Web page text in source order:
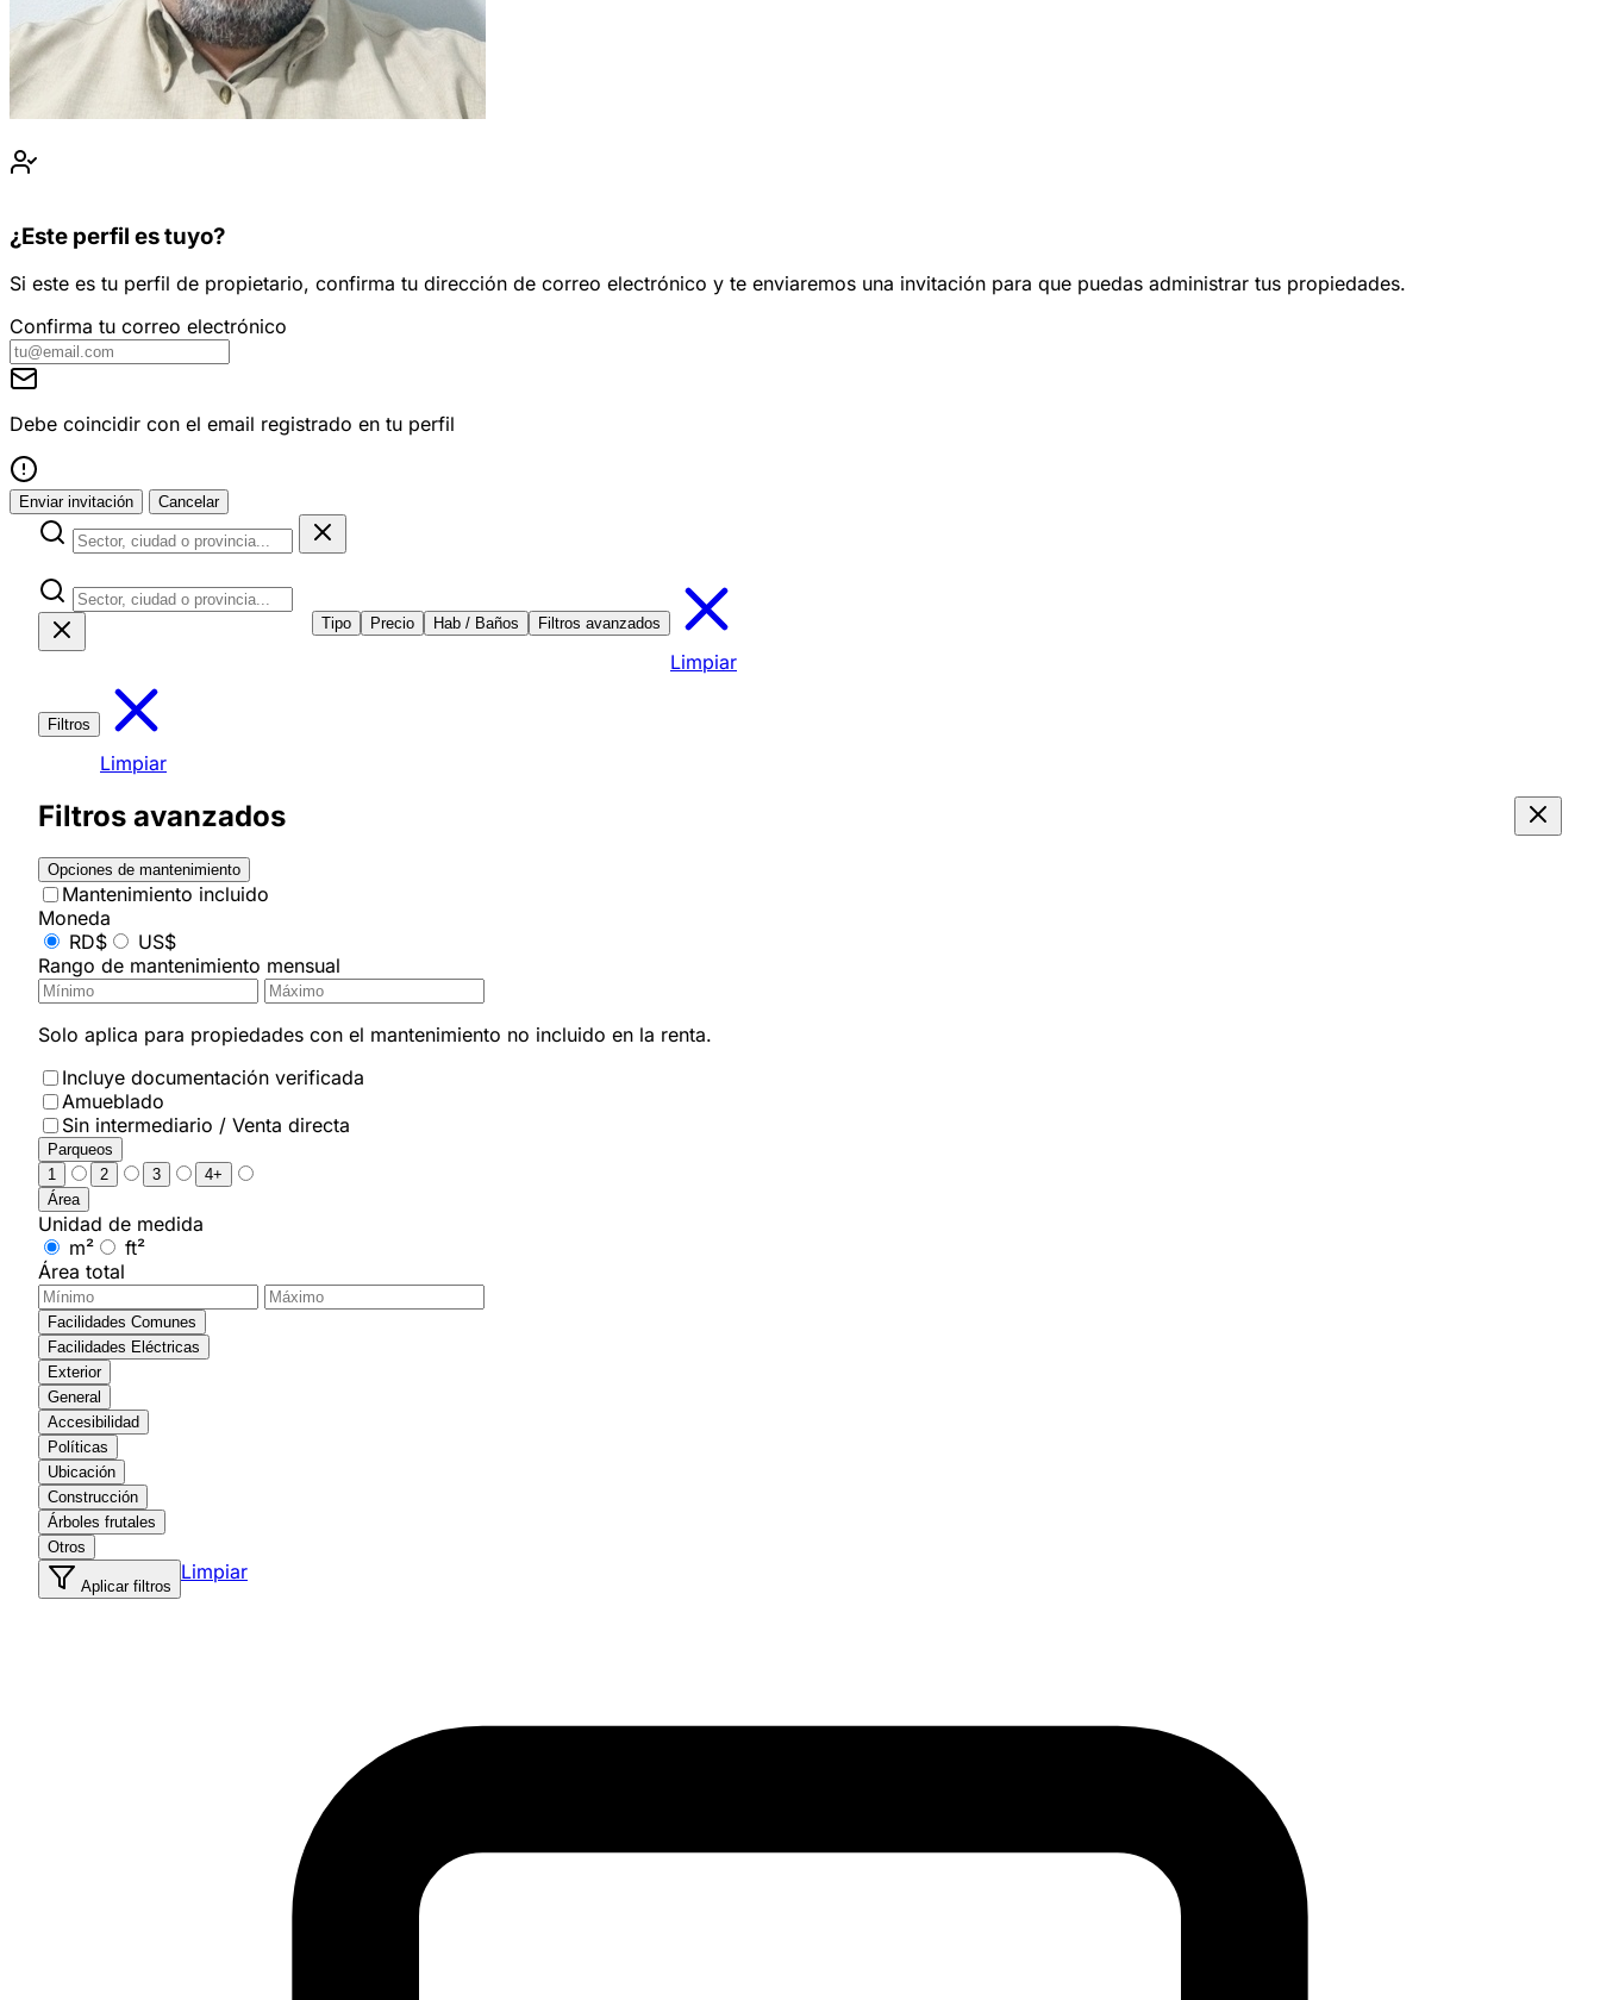
¿Este perfil es tuyo?
Si este es tu perfil de propietario, confirma tu dirección de correo electrónico y te enviaremos una invitación para que puedas administrar tus propiedades.
Confirma tu correo electrónico
Debe coincidir con el email registrado en tu perfil
Enviar invitación Cancelar
Tipo Precio Hab / Baños Filtros avanzados
Limpiar
Filtros
Limpiar
Filtros avanzados
Opciones de mantenimiento
Mantenimiento incluido
Moneda
RD$
US$
Rango de mantenimiento mensual
Solo aplica para propiedades con el mantenimiento no incluido en la renta.
Incluye documentación verificada
Amueblado
Sin intermediario / Venta directa
Parqueos
1
2 3
4+
Área
Unidad de medida
m²
ft²
Área total
Facilidades Comunes
Facilidades Eléctricas
Exterior
General
Accesibilidad
Políticas
Ubicación
Construcción
Árboles frutales
Otros
Aplicar filtros
Limpiar